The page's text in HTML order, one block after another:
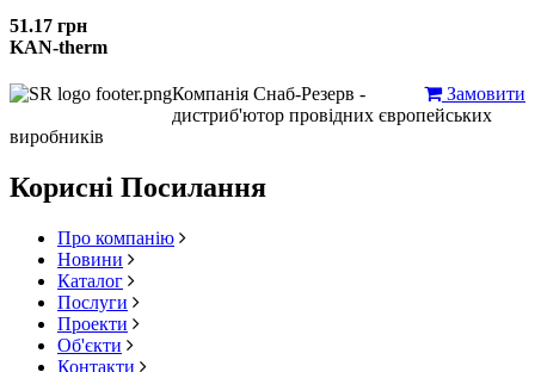
51.17 грн
KAN-therm
Замовити
Компанія Снаб-Резерв -
дистриб'ютор провідних європейських
виробників
Корисні Посилання
Про компанію
Новини
Каталог
Послуги
Проекти
Об'єкти
Контакти